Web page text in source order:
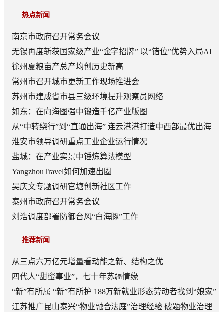
热点新闻
南京市政府召开常务会议
无锡再度斩获国家级产业“金字招牌” 以“错位”优势入局AI
顶层赛道
徐州夏粮亩产总产均创历史新高
常州市召开城市更新工作现场推进会
苏州市建成省市县三级环境提升观察员网络
如东：在向海图强中锻造千亿产业版图
从“中转绕行”到“直通出海” 连云港港打造中西部最优出海
口
淮安市领导调研重点工业企业运行情况
盐城：在产业实景中锤炼算法模型
YangzhouTravel如何加速出圈
吴庆文专题调研官塘创新社区工作
泰州市政府召开常务会议
刘浩调度部署防御台风“白海豚”工作
推荐新闻
从三点六万亿元增量看动能之新、结构之优
四代人“甜蜜事业”，七十年苏疆情缘
“新”有所属 “新”有所护 188万新就业形态劳动者找到“娘家”
江苏推广昆山泰兴“物业融合法庭”治理经验 破题物业治理